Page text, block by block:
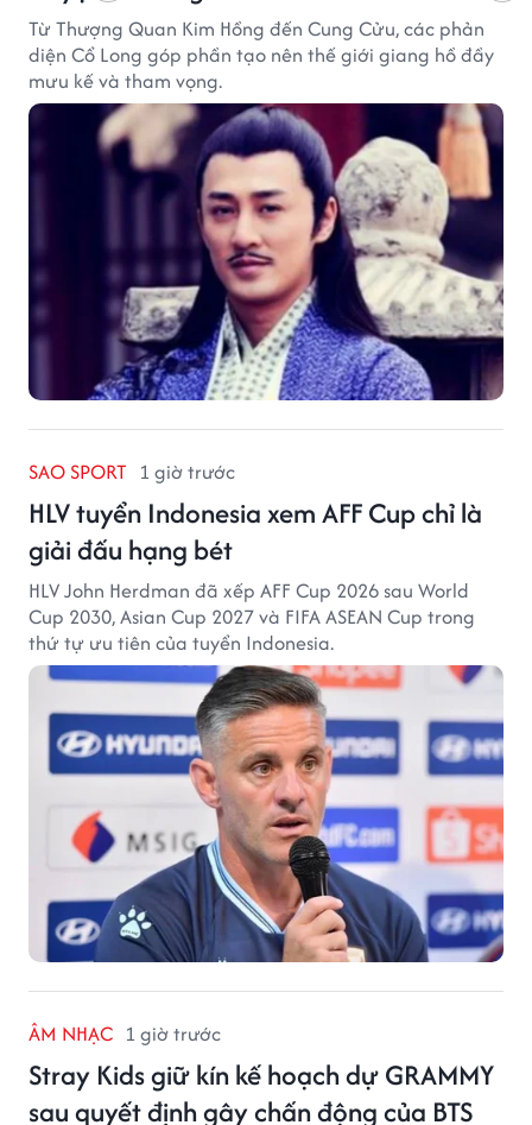
Từ Thượng Quan Kim Hồng đến Cung Cửu, các phản
diện Cổ Long góp phần tạo nên thế giới giang hồ đầy
mưu kế và tham vọng.
SAO SPORT 1 giờ trước
HLV tuyển Indonesia xem AFF Cup chỉ là
giải đấu hạng bét
HLV John Herdman đã xếp AFF Cup 2026 sau World
Cup 2030, Asian Cup 2027 và FIFA ASEAN Cup trong
thứ tự ưu tiên của tuyển Indonesia.
ÂM NHẠC 1 giờ trước
Stray Kids giữ kín kế hoạch dự GRAMMY
sau quyết định gây chấn động của BTS